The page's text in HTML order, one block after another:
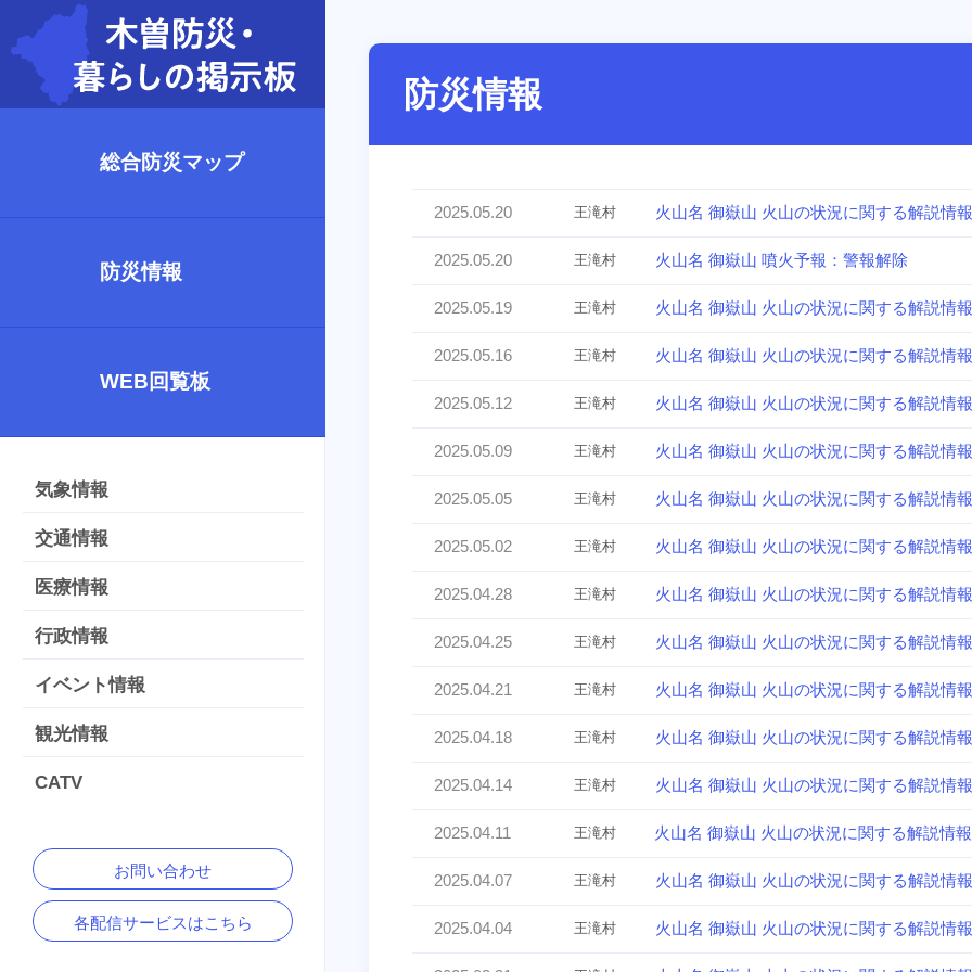
総合防災マップ
防災情報
WEB回覧板
気象情報
交通情報
医療情報
行政情報
イベント情報
観光情報
CATV
お問い合わせ
各配信サービスはこちら
防災情報
王滝村
2025.05.20 火山名 御嶽山 火山の状況に関する解説情報
王滝村
2025.05.20 火山名 御嶽山 噴火予報：警報解除
王滝村
2025.05.19 火山名 御嶽山 火山の状況に関する解説情報
王滝村
2025.05.16 火山名 御嶽山 火山の状況に関する解説情報
王滝村
2025.05.12 火山名 御嶽山 火山の状況に関する解説情報
王滝村
2025.05.09 火山名 御嶽山 火山の状況に関する解説情報
王滝村
2025.05.05 火山名 御嶽山 火山の状況に関する解説情報
王滝村
2025.05.02 火山名 御嶽山 火山の状況に関する解説情報
王滝村
2025.04.28 火山名 御嶽山 火山の状況に関する解説情報
王滝村
2025.04.25 火山名 御嶽山 火山の状況に関する解説情報
王滝村
2025.04.21 火山名 御嶽山 火山の状況に関する解説情報
王滝村
2025.04.18 火山名 御嶽山 火山の状況に関する解説情報
王滝村
2025.04.14 火山名 御嶽山 火山の状況に関する解説情報
王滝村
2025.04.11 火山名 御嶽山 火山の状況に関する解説情報
王滝村
2025.04.07 火山名 御嶽山 火山の状況に関する解説情報
王滝村
2025.04.04 火山名 御嶽山 火山の状況に関する解説情報